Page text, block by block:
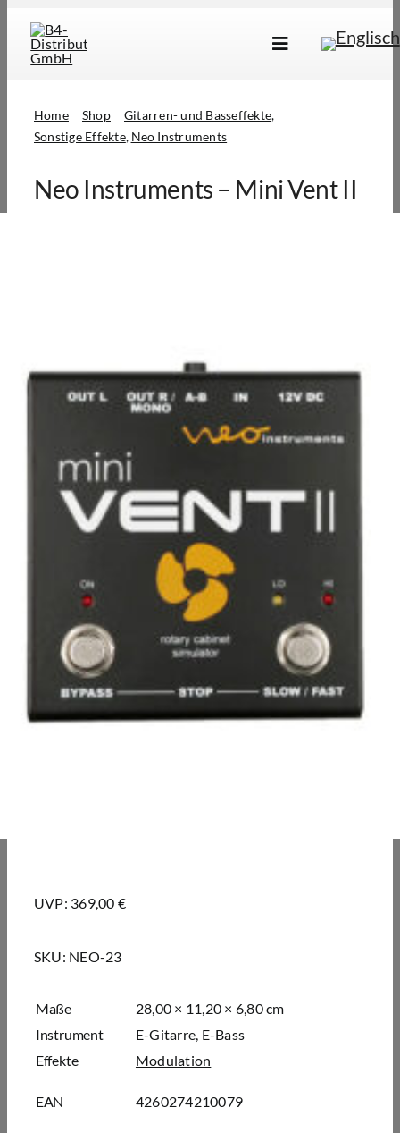
content
Toggle
Home Shop
Gitarren- und Basseffekte
Sonstige Effekte Neo Instruments
Neo Instruments – Mini Vent II
UVP: 369,00 €
SKU: NEO-23
Maße
28,00 × 11,20 × 6,80 cm
Instrument
E-Gitarre, E-Bass
Effekte
Modulation
EAN 4260274210079